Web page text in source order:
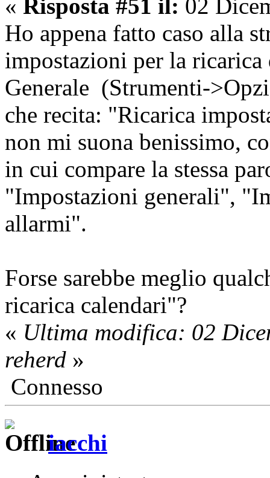
« Risposta #51 il: 02
Ho appena fatto caso alla
impostazioni per la ricarica
Generale (Strumenti-
che recita: "Ricarica
non mi suona benissimo,
in cui compare la stessa
"Impostazioni generali",
allarmi".
Forse sarebbe meglio
ricarica calendari"?
« Ultima modifica: 02
reherd »
Connesso
iacchi